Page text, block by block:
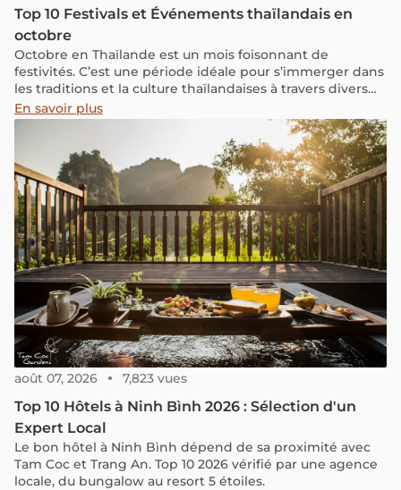
Top 10 Festivals et Événements thaïlandais en
octobre
Octobre en Thaïlande est un mois foisonnant de
festivités. C’est une période idéale pour s’immerger dans
les traditions et la culture thaïlandaises à travers divers
événements tels que la Procession royale des barges, la
fin du carême bouddhique ou encore le Festival
végétarien. Si vous prévoyez un voyage en Thaïlande ce
mois-ci, voici quelques célébrations à ne pas manquer –
notez bien les dates !
En savoir plus
août 07, 2026 7,823 vues
Top 10 Hôtels à Ninh Bình 2026 : Sélection d'un
Expert Local
Le bon hôtel à Ninh Bình dépend de sa proximité avec
Tam Coc et Trang An. Top 10 2026 vérifié par une agence
locale, du bungalow au resort 5 étoiles.